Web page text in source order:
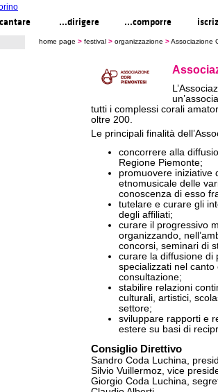
...dirigere ...comporre
home page > festival > organizzazione >Associazione
tutti i complessi corali
oltre 200.
Le principali finalità
concorrere alla
Regione Piemonte;
promuovere iniziative
etnomusicale delle
conoscenza di esso
tutelare e curare gli
degli affiliati;
curare il progressivo
organizzando,
concorsi, seminari di
curare la diffusione di
specializzati nel
consultazione;
stabilire relazioni
culturali, artistici,
settore;
sviluppare rapporti e
estere su basi di
Consiglio Direttivo
Sandro Coda Luchina,
Silvio Vuillermoz, vice
Giorgio Coda Luchina,